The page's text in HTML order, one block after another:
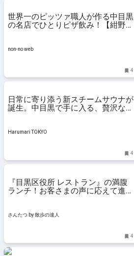
世界一のピッツァ職人が作る中目黒
の名店でひとりピザ飲み！【紺野彩
non-no web
4
日常に寄り添う新スチームサウナが
誕生。中目黒で手に入る、贅沢な静
Harumari TOKYO
4
『目黒区役所 レストラン』の満腹
ランチ！お客さまの声に応えて進化
さんたつ by 散歩の達人
4